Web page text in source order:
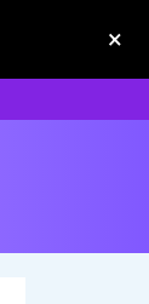
×